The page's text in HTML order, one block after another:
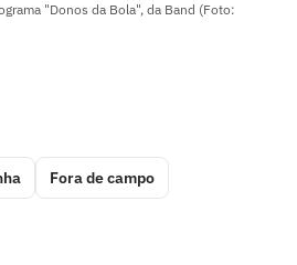
"Donos da Bola", da Band (Foto:
Fora de campo